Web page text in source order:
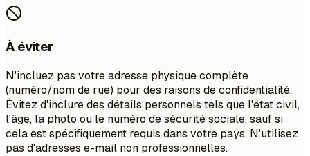
À éviter
N'incluez pas votre adresse physique complète
(numéro/nom de rue) pour des raisons de confidentialité.
Évitez d'inclure des détails personnels tels que l'état civil,
l'âge, la photo ou le numéro de sécurité sociale, sauf si
cela est spécifiquement requis dans votre pays. N'utilisez
pas d'adresses e-mail non professionnelles.